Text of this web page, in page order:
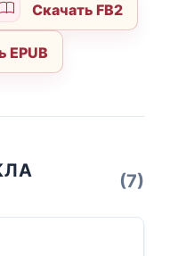
Скачать FB2
EPUB
(7)